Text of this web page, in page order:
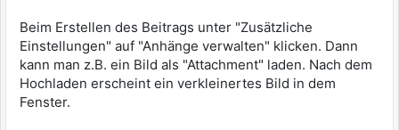
Beim Erstellen des Beitrags unter "Zusätzliche
Einstellungen" auf "Anhänge verwalten" klicken. Dann
kann man z.B. ein Bild als "Attachment" laden. Nach dem
Hochladen erscheint ein verkleinertes Bild in dem
Fenster.